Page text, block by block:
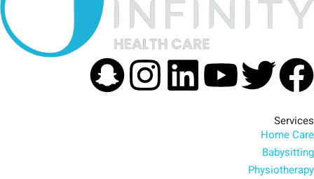
Facebook
Twitter
Youtube
Linkedin
Services
Home Care
Babysitting
Physiotherapy